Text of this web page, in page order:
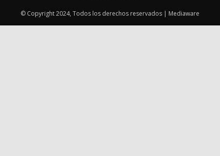
© Copyright 2024, Todos los derechos reservados | Mediaware